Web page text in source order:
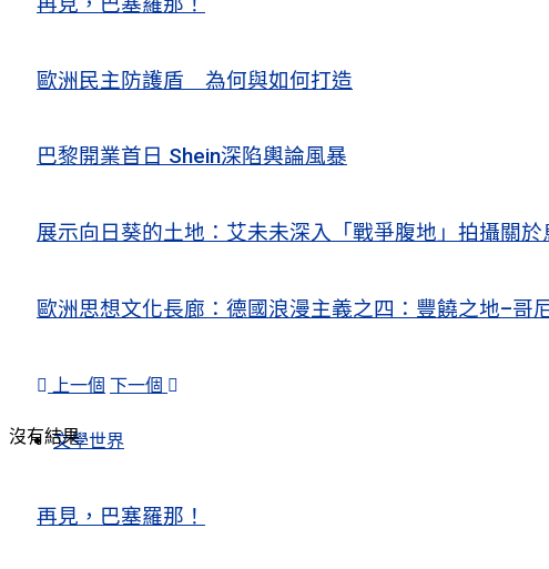
歐洲民主防護盾 為何與如何打造
巴黎開業首日 Shein深陷輿論風暴
展示向日葵的土地：艾未未深入「戰爭腹地」拍攝關於
歐洲思想文化長廊：德國浪漫主義之四：豐饒之地–哥
上一個 下一個
文學世界
再見，巴塞羅那！
沒有結果